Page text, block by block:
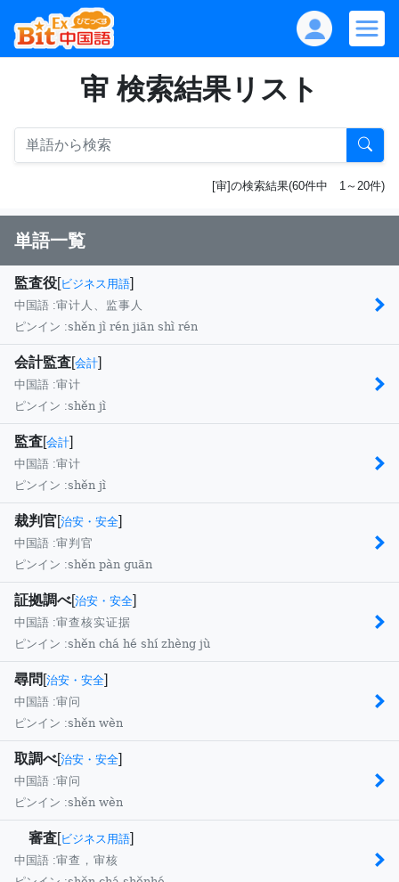
审 検索結果リスト
[审]の検索結果(60件中 1～20件)
単語一覧
監査役[ビジネス用語]
中国語 :审计人、监事人
ピンイン :shěn jì rén jiān shì rén
会計監査[会計]
中国語 :审计
ピンイン :shěn jì
監査[会計]
中国語 :审计
ピンイン :shěn jì
裁判官[治安・安全]
中国語 :审判官
ピンイン :shěn pàn guān
証拠調べ[治安・安全]
中国語 :审查核实证据
ピンイン :shěn chá hé shí zhèng jù
尋問 [治安・安全]
中国語 :审问
ピンイン :shěn wèn
取調べ[治安・安全]
中国語 :审问
ピンイン :shěn wèn
審査[ビジネス用語]
中国語 :审查，审核